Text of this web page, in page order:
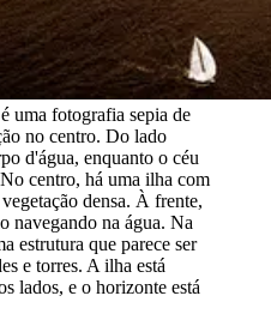
uma fotografia sepia de
no centro. Do lado
d'água, enquanto o céu
centro, há uma ilha com
densa. À frente,
navegando na água. Na
estrutura que parece ser
e torres. A ilha está
lados, e o horizonte está